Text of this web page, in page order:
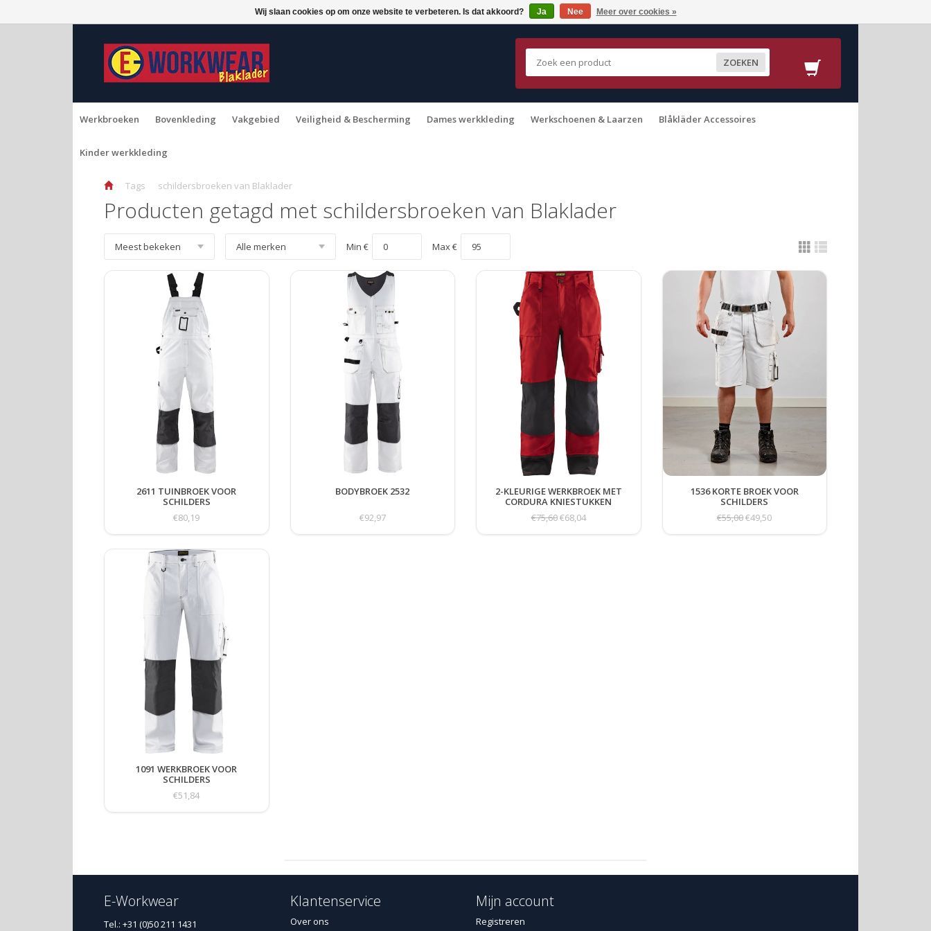
ZOEKEN
Werkbroeken Bovenkleding Vakgebied Veiligheid & Bescherming Dames werkkleding Werkschoenen & Laarzen Blåkläder Accessoires
Kinder werkkleding
Tags schildersbroeken van Blaklader
Producten getagd met schildersbroeken van Blaklader
Min € Max €
2611 TUINBROEK VOOR
SCHILDERS
€80,19
BODYBROEK 2532
€92,97
2-KLEURIGE WERKBROEK MET
CORDURA KNIESTUKKEN
€75,60€68,04
1536 KORTE BROEK VOOR
SCHILDERS
€55,00€49,50
1091 WERKBROEK VOOR
SCHILDERS
€51,84
E-Workwear
Tel.: +31 (0)50 211 1431
Klantenservice
Over ons
Mijn account
Registreren
Wij slaan cookies op om onze website te verbeteren. Is dat akkoord? Ja Nee Meer over cookies »